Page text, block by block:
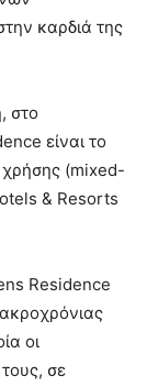
καρδιά της
στο
είναι το
χρήσης (mixed-
& Resorts
Residence
οι
σε